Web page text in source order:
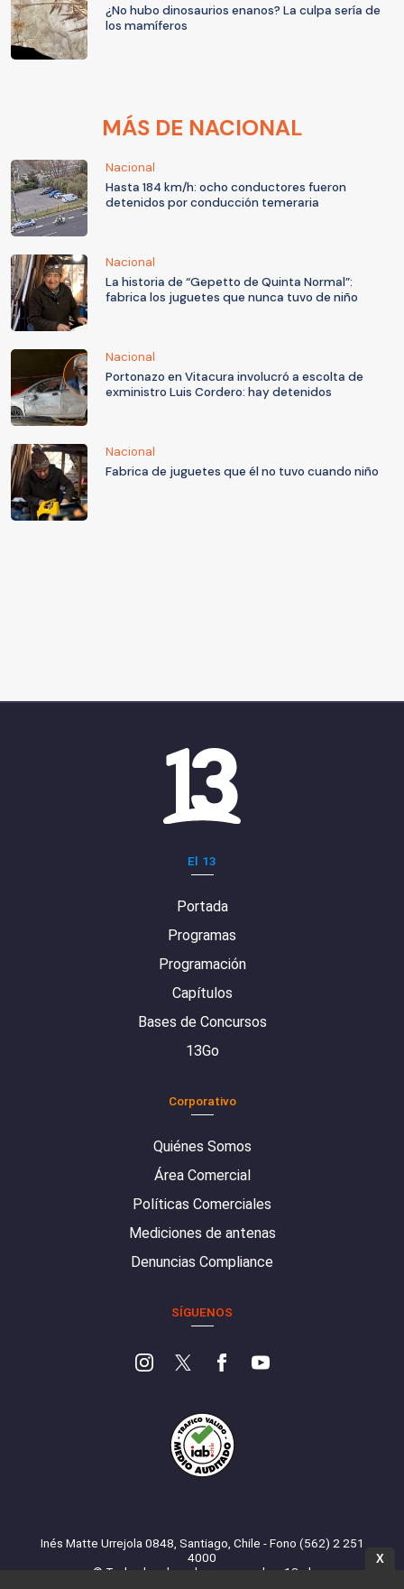
¿No hubo dinosaurios enanos? La culpa sería de
los mamíferos
MÁS DE NACIONAL
Nacional
Hasta 184 km/h: ocho conductores fueron
detenidos por conducción temeraria
Nacional
La historia de “Gepetto de Quinta Normal”:
fabrica los juguetes que nunca tuvo de niño
Nacional
Portonazo en Vitacura involucró a escolta de
exministro Luis Cordero: hay detenidos
Nacional
Fabrica de juguetes que él no tuvo cuando niño
El 13
Portada
Programas
Programación
Capítulos
Bases de Concursos
13Go
Corporativo
Quiénes Somos
Área Comercial
Políticas Comerciales
Mediciones de antenas
Denuncias Compliance
SÍGUENOS
Inés Matte Urrejola 0848, Santiago, Chile - Fono (562) 2 251
4000
© Todos los derechos reservados. 13.cl
X